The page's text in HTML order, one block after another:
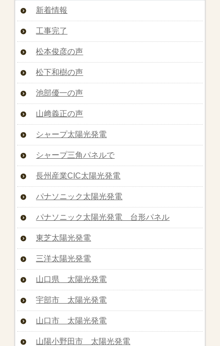
新着情報
工事完了
松本俊彦の声
松下和樹の声
池部優一の声
山﨑義正の声
シャープ太陽光発電
シャープ三角パネルで
長州産業CIC太陽光発電
パナソニック太陽光発電
パナソニック太陽光発電 台形パネル
東芝太陽光発電
三洋太陽光発電
山口県 太陽光発電
宇部市 太陽光発電
山口市 太陽光発電
山陽小野田市 太陽光発電